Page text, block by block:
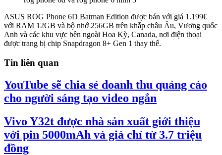
ASUS ROG Phone 6D Batman Edition được bán với giá 1.199€
với RAM 12GB và bộ nhớ 256GB trên khắp châu Âu, Vương quốc
Anh và các khu vực bên ngoài Hoa Kỳ, Canada, nơi điện thoại
được trang bị chip Snapdragon 8+ Gen 1 thay thế.
Tin liên quan
YouTube sẽ chia sẻ doanh thu quảng cáo
cho người sáng tạo video ngắn
Vivo Y32t được nhà sản xuất giới thiệu
với pin 5000mAh và giá chỉ từ 3.7 triệu
đồng